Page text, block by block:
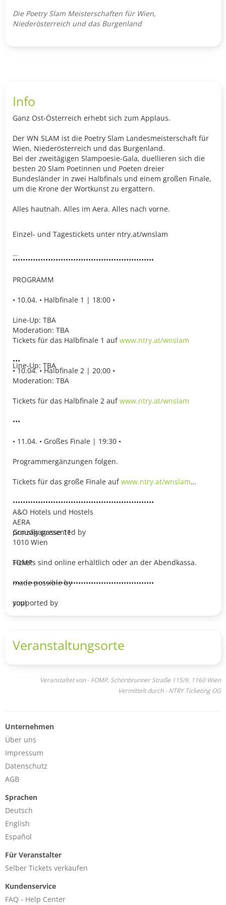
Die Poetry Slam Meisterschaften für Wien,
Niederösterreich und das Burgenland
Info
Ganz Ost-Österreich erhebt sich zum Applaus.
Der WN SLAM ist die Poetry Slam Landesmeisterschaft für
Wien, Niederösterreich und das Burgenland.
Bei der zweitägigen Slampoesie-Gala, duellieren sich die
besten 20 Slam Poetinnen und Poeten dreier
Bundesländer in zwei Halbfinals und einem großen Finale,
um die Krone der Wortkunst zu ergattern.
Alles hautnah. Alles im Aera. Alles nach vorne.
Einzel- und Tagestickets unter ntry.at/wnslam
••••••••••••••••••••••••••••••••••••••••••••••••••••••••
PROGRAMM
• 10.04. • Halbfinale 1 | 18:00 •
Line-Up: TBA
Moderation: TBA
Tickets für das Halbfinale 1 aufwww.ntry.at/wnslam
•••
• 10.04. • Halbfinale 2 | 20:00 •
Line-Up: TBA
Moderation: TBA
Tickets für das Halbfinale 2 aufwww.ntry.at/wnslam
•••
• 11.04. • Großes Finale | 19:30 •
Programmergänzungen folgen.
Tickets für das große Finale aufwww.ntry.at/wnslam
••••••••••••••••••••••••••••••••••••••••••••••••••••••••
AERA
Gonzagagasse 11
1010 Wien
Tickets sind online erhältlich oder an der Abendkassa.
••••••••••••••••••••••••••••••••••••••••••••••••••••••••
supported by
A&O Hotels und Hostels
proudly presented by
FOMP
made possible by
you!
Veranstaltungsorte
Veranstaltet von - FOMP, Schönbrunner Straße 115/9, 1160 Wien
Vermittelt durch - NTRY Ticketing OG
Unternehmen
Über uns
Impressum
Datenschutz
AGB
Sprachen
Deutsch
English
Español
Für Veranstalter
Selber Tickets verkaufen
Kundenservice
FAQ - Help Center